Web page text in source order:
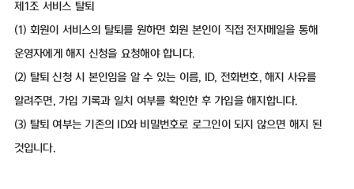
제1조 서비스 탈퇴
(1) 회원이 서비스의 탈퇴를 원하면 회원 본인이 직접 전자메일을 통해
운영자에게 해지 신청을 요청해야 합니다.
(2) 탈퇴 신청 시 본인임을 알 수 있는 이름, ID, 전화번호, 해지 사유를
알려주면, 가입 기록과 일치 여부를 확인한 후 가입을 해지합니다.
(3) 탈퇴 여부는 기존의 ID와 비밀번호로 로그인이 되지 않으면 해지 된
것입니다.